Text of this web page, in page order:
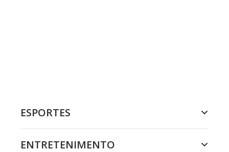
ESPORTES
ENTRETENIMENTO